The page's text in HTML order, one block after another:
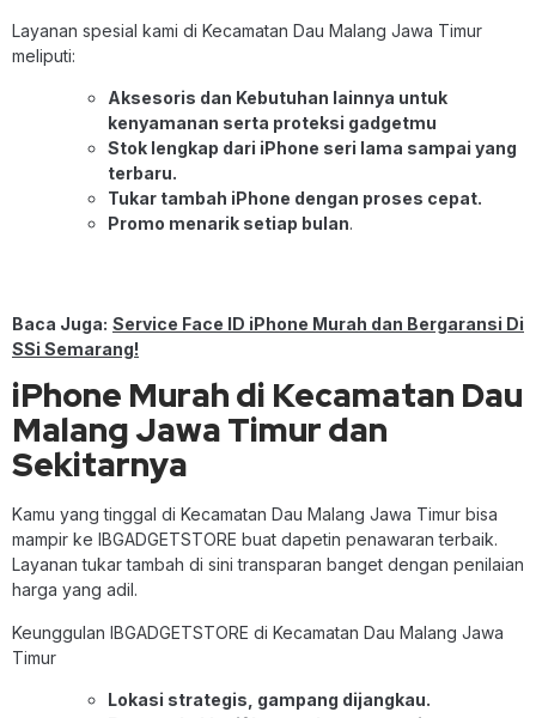
Layanan spesial kami di Kecamatan Dau Malang Jawa Timur
meliputi:
Aksesoris dan Kebutuhan lainnya untuk
kenyamanan serta proteksi gadgetmu
Stok lengkap dari iPhone seri lama sampai yang
terbaru.
Tukar tambah iPhone dengan proses cepat.
Promo menarik setiap bulan.
Baca Juga: Service Face ID iPhone Murah dan Bergaransi Di
SSi Semarang!
iPhone Murah di Kecamatan Dau
Malang Jawa Timur dan
Sekitarnya
Kamu yang tinggal di Kecamatan Dau Malang Jawa Timur bisa
mampir ke IBGADGETSTORE buat dapetin penawaran terbaik.
Layanan tukar tambah di sini transparan banget dengan penilaian
harga yang adil.
Keunggulan IBGADGETSTORE di Kecamatan Dau Malang Jawa
Timur
Lokasi strategis, gampang dijangkau.